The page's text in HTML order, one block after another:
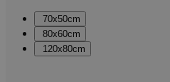
70x50cm
80x60cm
120x80cm